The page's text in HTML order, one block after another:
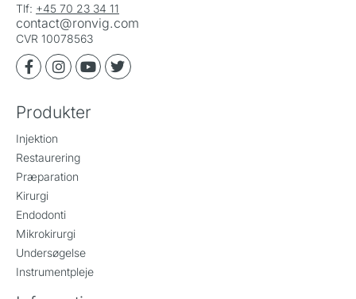
Tlf: +45 70 23 34 11
contact@ronvig.com
CVR 10078563
Produkter
Injektion
Restaurering
Præparation
Kirurgi
Endodonti
Mikrokirurgi
Undersøgelse
Instrumentpleje